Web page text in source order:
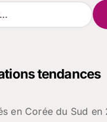
tendances
en Corée du Sud